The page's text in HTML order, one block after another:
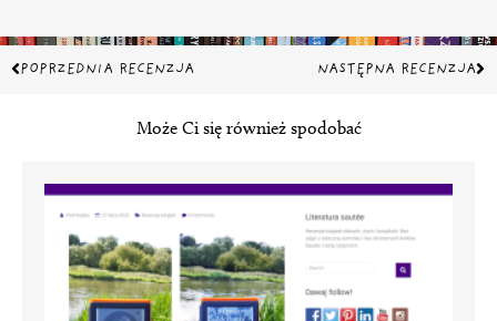
Prev
POPRZEDNIA RECENZJA NASTĘPNA RECENZJA
Może Ci się również spodobać